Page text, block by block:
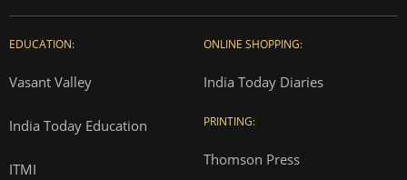
EDUCATION:
Vasant Valley
India Today Education
ITMI
ONLINE SHOPPING:
India Today Diaries
PRINTING:
Thomson Press